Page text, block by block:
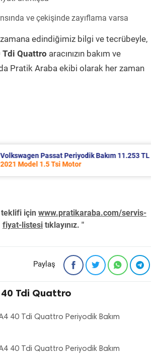
ve çekişinde zayıflama varsa
zamana edindiğimiz bilgi ve tecrübeyle,
Tdi Quattro aracınızın bakım ve
Pratik Araba ekibi olarak her zaman
Passat Periyodik Bakım 11.253 TL
1.5 Tsi Motor
için www.pratikaraba.com/servis-
fiyat-listesi tıklayınız. "
Paylaş
Tdi Quattro
40 Tdi Quattro Periyodik Bakım
40 Tdi Quattro Periyodik Bakım